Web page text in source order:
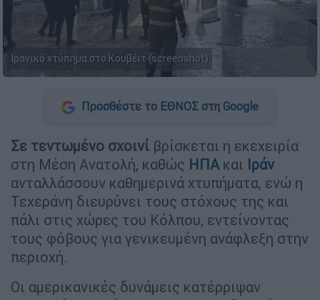
Ιρανικό χτύπημα στο Κουβέιτ (screenshot)
Προσθέστε το ΕΘΝΟΣ στη Google
Σε τεντωμένο σχοινί βρίσκεται η εκεχειρία
στη Μέση Ανατολή, καθώς ΗΠΑ και Ιράν
ανταλλάσσουν καθημερινά χτυπήματα, ενώ η
Τεχεράνη διευρύνει τους στόχους της και
πάλι στις χώρες του Κόλπου, εντείνοντας
τους φόβους για γενικευμένη ανάφλεξη στην
περιοχή.
Οι αμερικανικές δυνάμεις κατέρριψαν